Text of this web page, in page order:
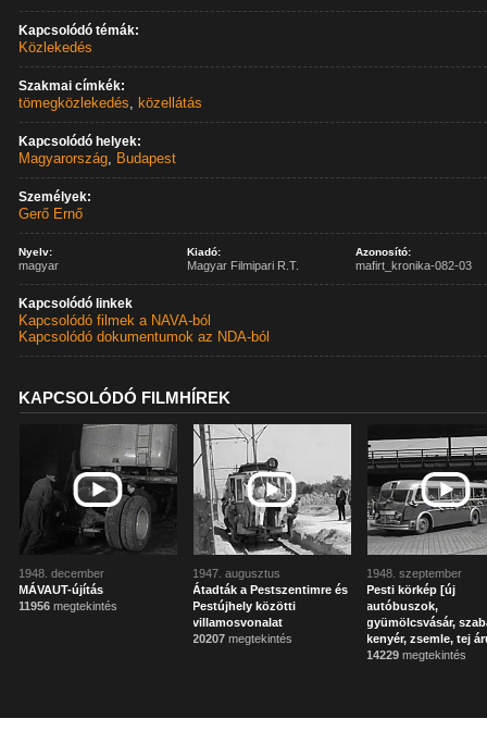
Kapcsolódó témák:
Közlekedés
Szakmai címkék:
tömegközlekedés, közellátás
Kapcsolódó helyek:
Magyarország, Budapest
Személyek:
Gerő Ernő
Nyelv:
magyar
Kiadó:
Magyar Filmipari R.T.
Azonosító:
mafirt_kronika-082-03
Kapcsolódó linkek
Kapcsolódó filmek a NAVA-ból
Kapcsolódó dokumentumok az NDA-ból
KAPCSOLÓDÓ FILMHÍREK
1948. december
MÁVAUT-újítás
11956 megtekintés
1947. augusztus
Átadták a Pestszentimre és
Pestújhely közötti
villamosvonalat
20207 megtekintés
1948. szeptember
Pesti körkép [új
autóbuszok,
gyümölcsvásár,
kenyér, zsemle, tej
14229 megtekintés